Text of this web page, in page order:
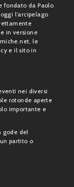
fondato da Paolo
l’arcipelago
in versione
le
e il sito in
nei diversi
rotonde aperte
importante e
gode del
partito o